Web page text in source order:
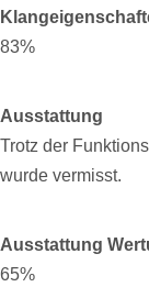
83%
Ausstattung
Trotz der
wurde vermisst.
Ausstattung
65%